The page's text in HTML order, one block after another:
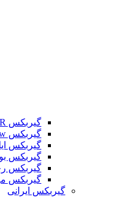
گیربکس PGR
گیربکس sew
گیربکس
گیربکس
گیربکس
گیربکس
گیربکس ایرانی